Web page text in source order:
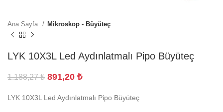
Ana Sayfa Mikroskop - Büyüteç
LYK 10X3L Led Aydınlatmalı Pipo Büyüteç
1.188,27₺ 891,20 ₺
LYK 10X3L Led Aydınlatmalı Pipo Büyüteç